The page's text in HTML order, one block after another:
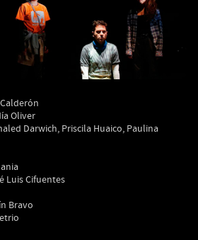
Oliver
Darwich, Priscila Huaico, Paulina
Luis Cifuentes
Bravo